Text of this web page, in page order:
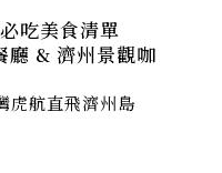
吃美食清單
& 濟州景觀咖
虎航直飛濟州島